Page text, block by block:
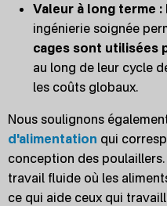
Valeur à long terme :
ingénierie soignée
cages sont utilisées
au long de leur cycle
les coûts globaux.
Nous soulignons
d'alimentation qui
conception des
travail fluide où les
ce qui aide ceux qui